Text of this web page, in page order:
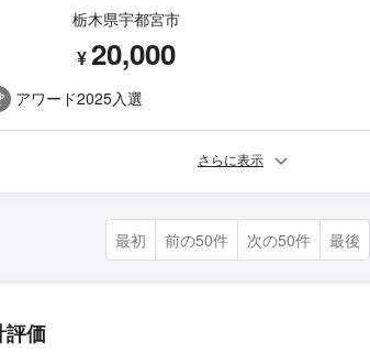
栃木県宇都宮市
¥20,000
アワード2025入選
さらに表示
最初 前の50件 次の50件 最後
評価